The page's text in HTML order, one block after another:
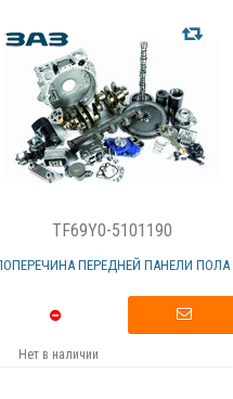
TF69Y0-5101190
ПЕРЕДНЕЙ ПАНЕЛИ ПОЛА
Нет в наличии